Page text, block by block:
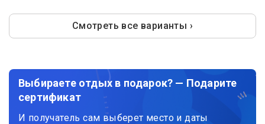
Смотреть все варианты ›
Выбираете отдых в подарок? — Подарите
сертификат
И получатель сам выберет место и даты